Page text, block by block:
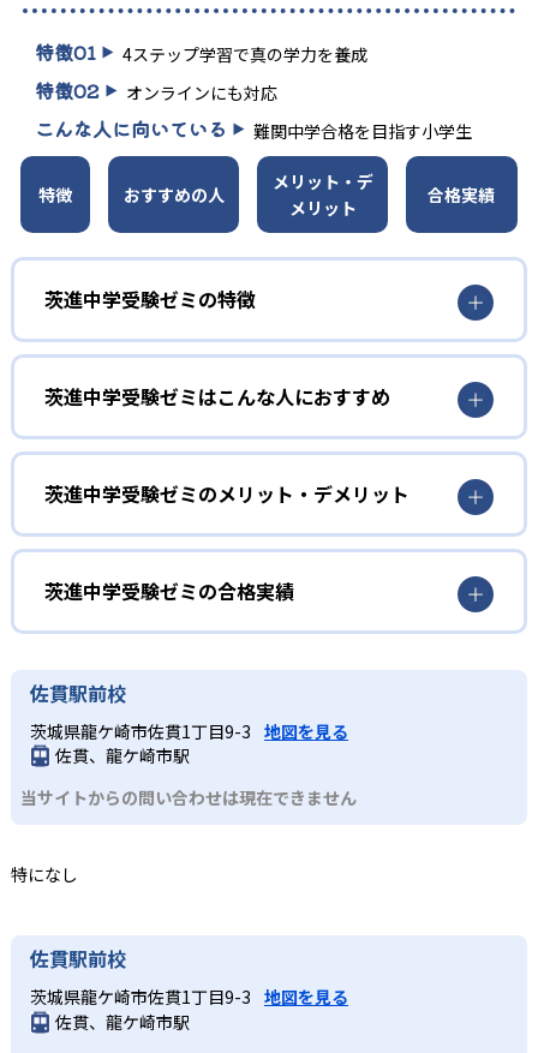
特徴01 4ステップ学習で真の学力を養成
特徴02 オンラインにも対応
こんな人に向いている 難関中学合格を目指す小学生
特徴 おすすめの人
メリット・デ
メリット
合格実績
茨進中学受験ゼミの特徴
1
必勝の4ステップ攻略授業
入試本番に備えて「読み取る」「知識を引き出す」「解
く」「表現する」の4つのステップを丁寧に指導する。テキ
スト演習では頻出問題のパターンを確認し、実戦形式の演
習を重ねることで難問への対応力を養う。
2 ディスカッション強化
5・6年生を対象にしたディスカッション強化プログラムで
は、本の紹介など身近なテーマから始め、その後、実際の
入試問題に時間制限付きで挑戦するなどして表現力や応用
茨進中学受験ゼミはこんな人におすすめ
小4～小6
中学受験対策を重視したい小学生
小4～6年の中学受験コースは、算数・国語・理科・社会の4
科目を週2回以上の指導で学ぶほか、適性検査対策指導も実
施。茨城県で県立中高一貫校受験を目指す小学生に適して
茨進中学受験ゼミのメリット・デメリット
どんなメリットがある?
県立中高一貫校をはじめ、中学受験合格を目指した指導が
授業の復習を中心とした家庭学習が求められるため、自発
的な学習や家庭でのサポートが必要となる場合がある。
茨進中学受験ゼミの合格実績
茨進中学受験ゼミは市進教育グループの合格実績を公式サ
イトで公開している。合格実績は以下の通りである。
中学校の合格実績
並木中等教育学校 78
23 65
水海道一附中 27
佐貫駅前校
茨城県龍ケ崎市佐貫1丁目9-3 地図を見る
佐貫、龍ケ崎市駅
当サイトからの問い合わせは現在できません
特になし
佐貫駅前校
茨城県龍ケ崎市佐貫1丁目9-3 地図を見る
佐貫、龍ケ崎市駅